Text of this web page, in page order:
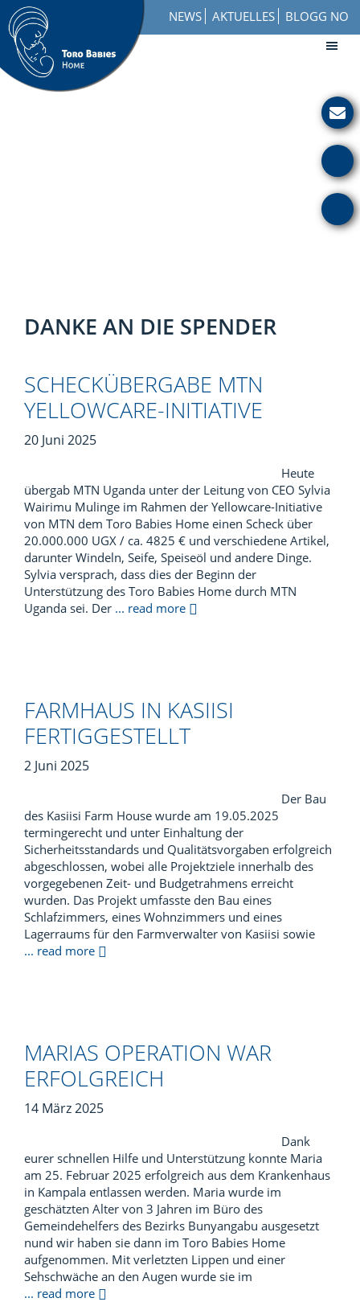
Skip
to
main
content
Zur
Fußzeile
springen
NEWS AKTUELLES BLOGG NO
DANKE AN DIE SPENDER
SCHECKÜBERGABE MTN
YELLOWCARE-INITIATIVE
20 Juni 2025
Heute
übergab MTN Uganda unter der Leitung von CEO Sylvia
Wairimu Mulinge im Rahmen der Yellowcare-Initiative
von MTN dem Toro Babies Home einen Scheck über
20.000.000 UGX / ca. 4825 € und verschiedene Artikel,
darunter Windeln, Seife, Speiseöl und andere Dinge.
Sylvia versprach, dass dies der Beginn der
Unterstützung des Toro Babies Home durch MTN
Uganda sei. Der ... read more
FARMHAUS IN KASIISI
FERTIGGESTELLT
2 Juni 2025
Der Bau
des Kasiisi Farm House wurde am 19.05.2025
termingerecht und unter Einhaltung der
Sicherheitsstandards und Qualitätsvorgaben erfolgreich
abgeschlossen, wobei alle Projektziele innerhalb des
vorgegebenen Zeit- und Budgetrahmens erreicht
wurden. Das Projekt umfasste den Bau eines
Schlafzimmers, eines Wohnzimmers und eines
Lagerraums für den Farmverwalter von Kasiisi sowie
... read more
MARIAS OPERATION WAR
ERFOLGREICH
14 März 2025
Dank
eurer schnellen Hilfe und Unterstützung konnte Maria
am 25. Februar 2025 erfolgreich aus dem Krankenhaus
in Kampala entlassen werden. Maria wurde im
geschätzten Alter von 3 Jahren im Büro des
Gemeindehelfers des Bezirks Bunyangabu ausgesetzt
nund wir haben sie dann im Toro Babies Home
aufgenommen. Mit verletzten Lippen und einer
Sehschwäche an den Augen wurde sie im
... read more